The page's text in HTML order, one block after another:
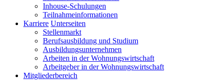
Inhouse-Schulungen
Teilnahmeinformationen
Karriere Unterseiten
Stellenmarkt
Berufsausbildung und Studium
Ausbildungsunternehmen
Arbeiten in der Wohnungswirtschaft
Arbeitgeber in der Wohnungswirtschaft
Mitgliederbereich